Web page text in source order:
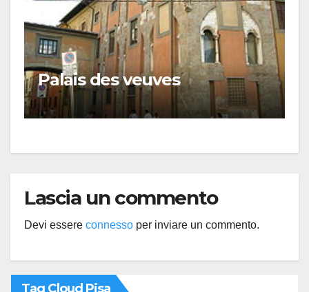
Palais des veuves
Lascia un commento
Devi essere connesso per inviare un commento.
Tag Cloud Pisa